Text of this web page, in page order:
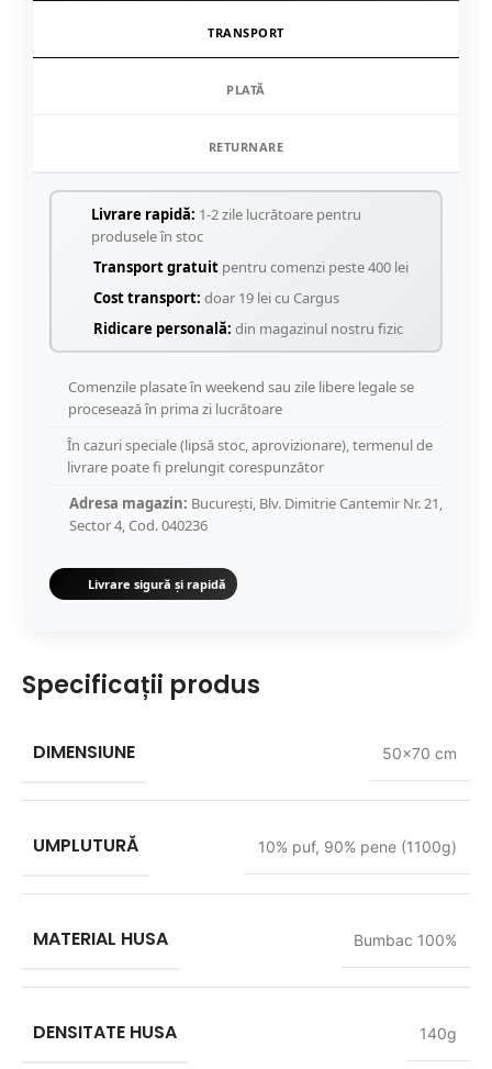
TRANSPORT
PLATĂ
RETURNARE
Livrare rapidă: 1-2 zile lucrătoare pentru
produsele în stoc
Transport gratuit pentru comenzi peste 400 lei
Cost transport: doar 19 lei cu Cargus
Ridicare personală: din magazinul nostru fizic
Comenzile plasate în weekend sau zile libere legale se
procesează în prima zi lucrătoare
În cazuri speciale (lipsă stoc, aprovizionare), termenul de
livrare poate fi prelungit corespunzător
Adresa magazin: București, Blv. Dimitrie Cantemir Nr. 21,
Sector 4, Cod. 040236
Livrare sigură și rapidă
Specificații produs
DIMENSIUNE 50x70 cm
UMPLUTURĂ 10% puf, 90% pene (1100g)
MATERIAL HUSA Bumbac 100%
DENSITATE HUSA 140g